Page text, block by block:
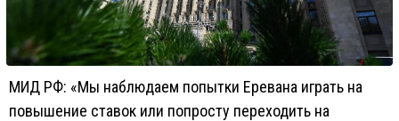
МИД РФ: «Мы наблюдаем попытки Еревана играть на
повышение ставок или попросту переходить на